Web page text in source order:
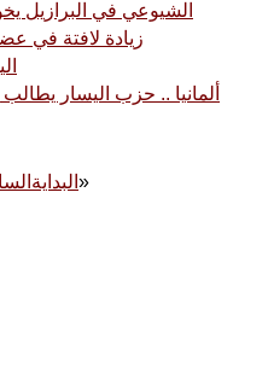
الشيوعي في البرازيل
زيادة لافتة في
ألمانيا .. حزب اليسار
البداية »